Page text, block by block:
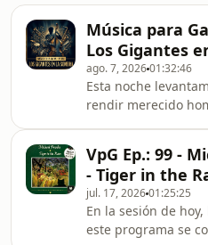
Música para
Los Gigantes
ago. 7, 202601:32:46
Esta noche
rendir merecido
sostienen el ritmo y
la penumbra del
músicos de sesión,
invisibles que han
centenares de
VpG Ep.: 99 -
- Tiger in the
jul. 17, 202601:25:25
En la sesión de
este programa se